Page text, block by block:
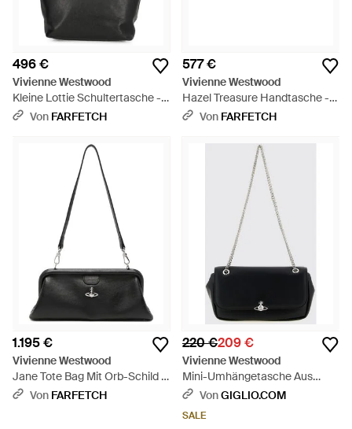
496 €
Vivienne Westwood
Kleine Lottie Schultertasche -
Schwarz
Von FARFETCH
577 €
Vivienne Westwood
Hazel Treasure Handtasche -
Braun
Von FARFETCH
1.195 €
Vivienne Westwood
Jane Tote Bag Mit Orb-Schild -
Schwarz
Von FARFETCH
220 €209 €
Vivienne Westwood
Mini-Umhängetasche Aus
Kunstleder Mit Orb-Logo -
VonGIGLIO.COM
SALE